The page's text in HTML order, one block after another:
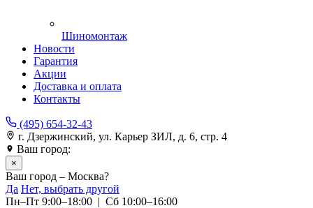
Шиномонтаж
Новости
Гарантия
Акции
Доставка и оплата
Контакты
(495) 654-32-43
г. Дзержинский, ул. Карьер ЗИЛ, д. 6, стр. 4
Ваш город:
×
Ваш город – Москва?
Да Нет, выбрать другой
Пн–Пт 9:00–18:00 | Сб 10:00–16:00